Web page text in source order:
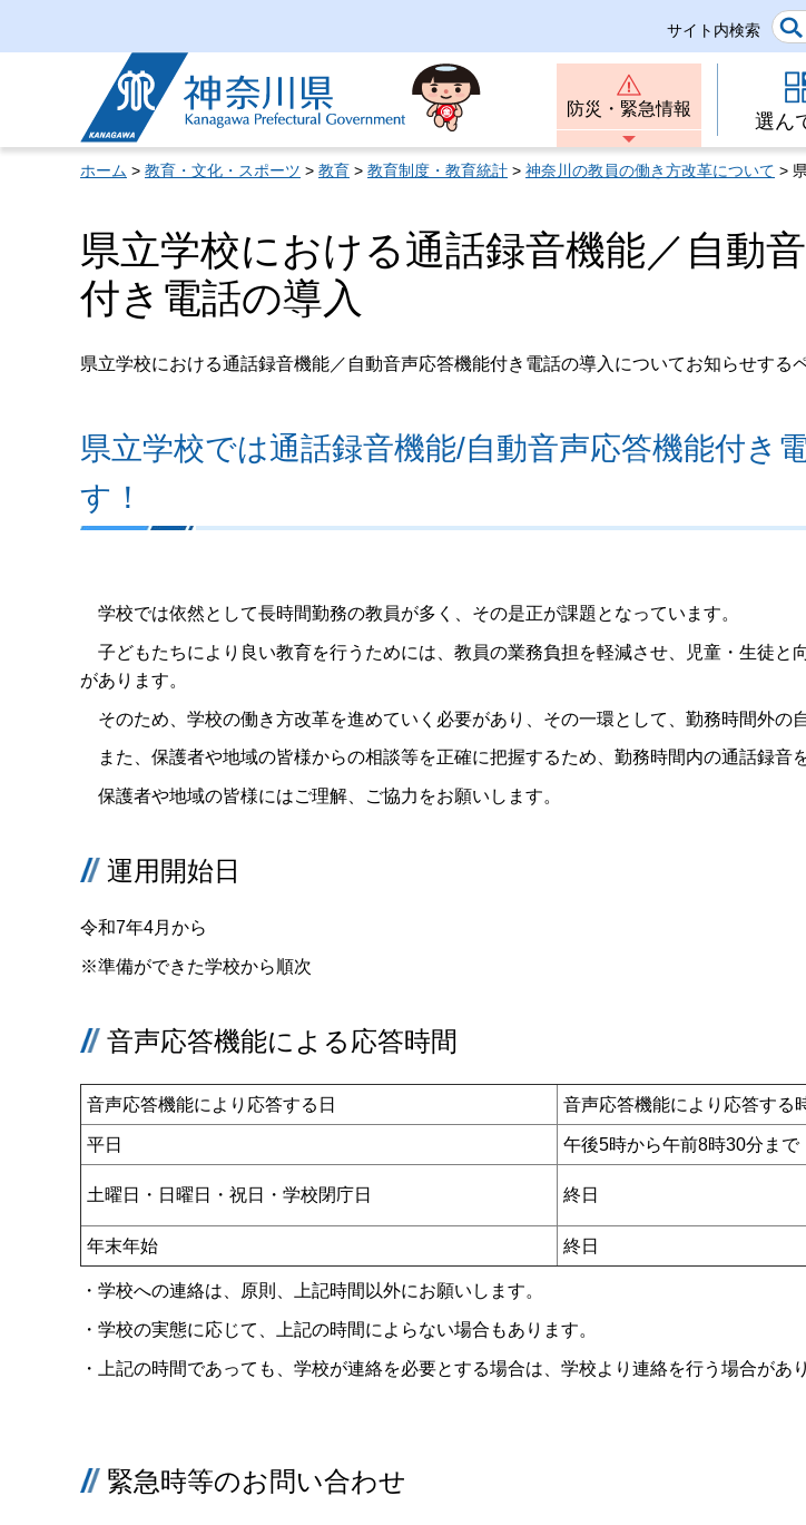
サイト内検索
神奈川県
防災・緊急情報
選ん
ホーム > 教育・文化・スポーツ > 教育 > 教育制度・教育統計 > 神奈川の教員の働き方改革について >
県立学校における通話録音機能／自動
付き電話の導入
県立学校における通話録音機能／自動音声応答機能付き電話の導入についてお知らせする
県立学校では通話録音機能/自動音声応答機能付き
す！
学校では依然として長時間勤務の教員が多く、その是正が課題となっています。
子どもたちにより良い教育を行うためには、教員の業務負担を軽減させ、児童・生徒と
があります。
そのため、学校の働き方改革を進めていく必要があり、その一環として、勤務時間外の
また、保護者や地域の皆様からの相談等を正確に把握するため、勤務時間内の通話録音
保護者や地域の皆様にはご理解、ご協力をお願いします。
運用開始日
令和7年4月から
※準備ができた学校から順次
音声応答機能による応答時間
音声応答機能により応答する日 音声応答機能により応答する
平日 午後5時から午前8時30分まで
土曜日・日曜日・祝日・学校閉庁日 終日
年末年始 終日
・学校への連絡は、原則、上記時間以外にお願いします。
・学校の実態に応じて、上記の時間によらない場合もあります。
・上記の時間であっても、学校が連絡を必要とする場合は、学校より連絡を行う場合があ
緊急時等のお問い合わせ